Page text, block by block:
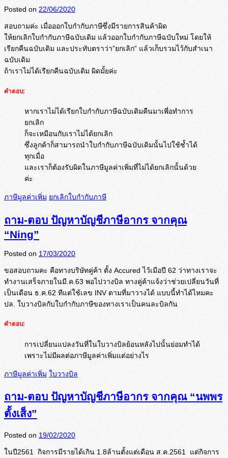
Posted on 22/06/2020
สอบถามค่ะ เมื่อออกใบกำกับภาษีซึ่งมีรายการสินค้าผิด
ให้ยกเลิกใบกำกับภาษีฉบับเดิม แล้วออกใบกำกับภาษีฉบับใหม่ โดยให้
เรียกคืนฉบับเดิม และประทับตราว่า”ยกเลิก” แล้วเก็บรวมไว้กับสำเนา
ฉบับเดิม
ถ้าเราไม่ได้เรียกคืนฉบับเดิม ผิดมั้ยค่ะ
คำตอบ:
หากเราไม่ได้เรียกใบกำกับภาษีฉบับเดิมคืนมาเพี่อทำการ
ยกเลิก
ก็จะเหมือนกับเราไม่ได้ยกเลิก
ซึ่งลูกค้าก็สามารถนำใบกำกับภาษีฉบับเดิมนั้นไปใช้ซ้ำได้
ทุกเมื่อ
และเราก็ต้องรับผิดในภาษีมูลค่าเพิ่มที่ไม่ได้ยกเลิกนั้นด้วย
ค่ะ
ภาษีมูลค่าเพิ่ม ยกเลิกใบกำกับภาษี
ถาม-ตอบ ปัญหาบัญชีภาษีอากร จากคุณ
“Ning”
Posted on 17/03/2020
ขอสอบถามคะ คือทางบริษัทคู่ค้า ตั้ง Accured ไว้เมือปี 62 ว่าทางเราจะ
ทำงานเสร็จภายในมี. ค.63 พอไปวางบิล ทางคู่ค้าแจ้งว่าช่วยเปลี่ยนวันที่
เป็นเดือน ธ.ค.62 ทีแต่ใช้เลข INV ตามที่มาวางได้ แบบนี้ทำได้ไหมคะ
ปล. ใบวางบิลกับใบกำกับภาษีของทางเราเป็นคนละบิลกัน
คำตอบ:
การเปลี่ยนแปลงวันที่ในใบวางบิลย้อนหลังไปนั้นย่อมทำได้
เพราะไม่มีผลต่อภาษีมูลค่าเพิ่มแต่อย่างไร
ภาษีมูลค่าเพิ่ม ใบวางบิล
ถาม-ตอบ ปัญหาบัญชีภาษีอากร จากคุณ “นพพร
ตั้งเส็ง”
Posted on 19/02/2020
ในปี2561 กิจการมีรายได้เกิน 1.8ล้านตั้งแต่เดือน ส.ค.2561 แต่กิจการ